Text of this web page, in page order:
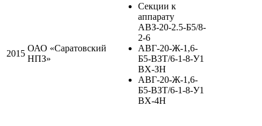
2015
ОАО «Саратовский
НПЗ»
Секции к
аппарату
АВЗ-20-2.5-Б5/8-
2-6
АВГ-20-Ж-1,6-
Б5-ВЗТ/6-1-8-У1
ВХ-ЗН
АВГ-20-Ж-1,6-
Б5-ВЗТ/6-1-8-У1
ВХ-4Н